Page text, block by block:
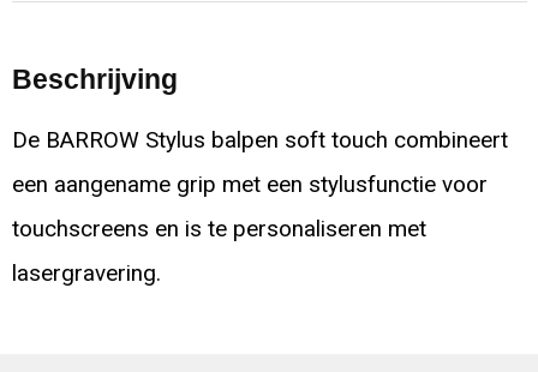
Beschrijving
De BARROW Stylus balpen soft touch combineert
een aangename grip met een stylusfunctie voor
touchscreens en is te personaliseren met
lasergravering.